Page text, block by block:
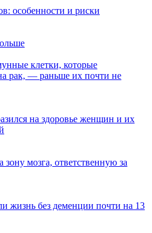
особенности и риски
клетки, которые
рак, — раньше их почти не
на здоровье женщин и их
мозга, ответственную за
жизнь без деменции почти на 13